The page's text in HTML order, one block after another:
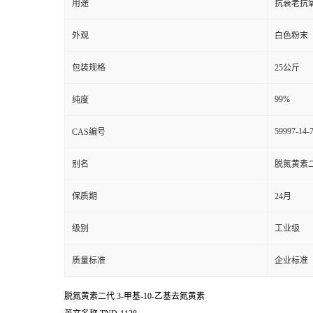
用途 抗衰老抗
外观 白色粉末
包装规格 25公斤
纯度 99%
CAS编号 59997-14-7
别名 脱氮黄素
保质期 24月
级别 工业级
质量标准 企业标准
脱氮黄素二代 3-甲基-10-乙基去氮黄素